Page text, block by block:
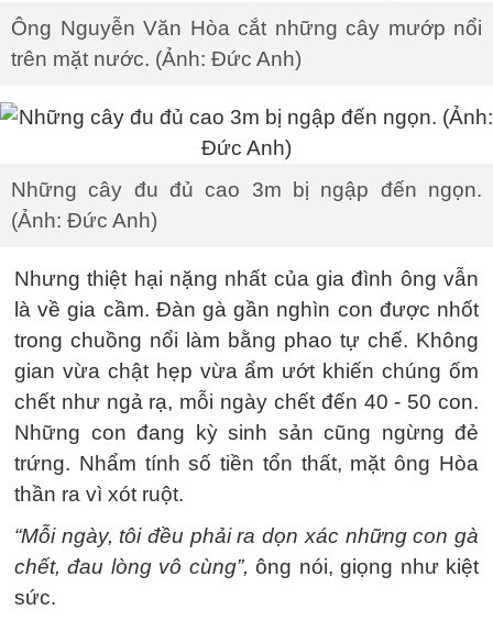
Ông Nguyễn Văn Hòa cắt những cây mướp nổi
trên mặt nước. (Ảnh: Đức Anh)
Những cây đu đủ cao 3m bị ngập đến ngọn.
(Ảnh: Đức Anh)
Nhưng thiệt hại nặng nhất của gia đình ông vẫn
là về gia cầm. Đàn gà gần nghìn con được nhốt
trong chuồng nổi làm bằng phao tự chế. Không
gian vừa chật hẹp vừa ẩm ướt khiến chúng ốm
chết như ngả rạ, mỗi ngày chết đến 40 - 50 con.
Những con đang kỳ sinh sản cũng ngừng đẻ
trứng. Nhẩm tính số tiền tổn thất, mặt ông Hòa
thần ra vì xót ruột.
“Mỗi ngày, tôi đều phải ra dọn xác những con gà
chết, đau lòng vô cùng”, ông nói, giọng như kiệt
sức.